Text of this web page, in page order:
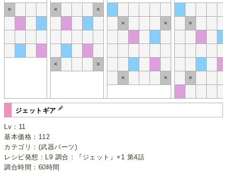
×
×
×
×
× ×
×
×
×
× ×
ジェットギア
Lv：11
基本価格：112
カテゴリ：(武器パーツ)
レシピ発想：L9 調合：『ジェット』×1 第4話
調合時間：60時間